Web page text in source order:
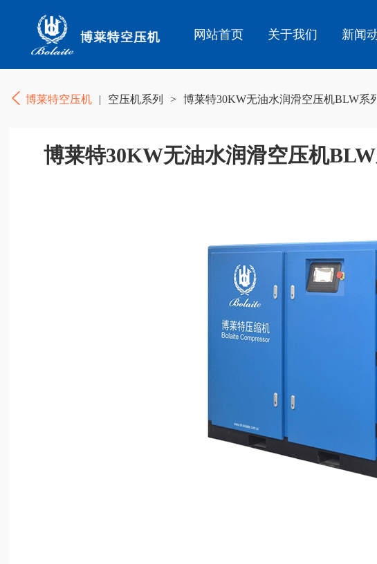
网站首页 关于我们 新闻
博莱特空压机 | 空压机系列 > 博莱特30KW无油水润滑空压机BLW系
博莱特30KW无油水润滑空压机BLW